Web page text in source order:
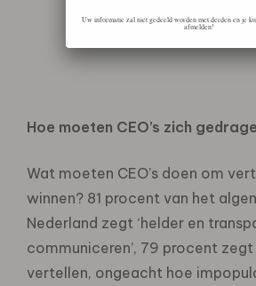
Hoe moeten CEO’s zich
Wat moeten CEO’s doen om
winnen? 81 procent van het
Nederland zegt ‘helder en
communiceren’, 79 procent zegt
vertellen, ongeacht hoe
Uw informatie zal niet gedeeld worden met derden en je
afmelden!